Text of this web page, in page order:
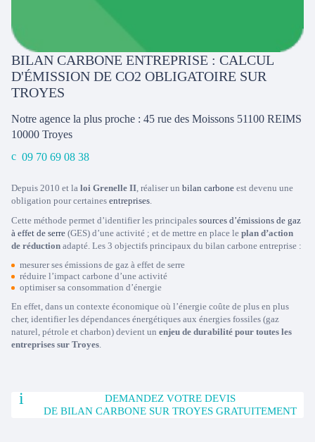
BILAN CARBONE ENTREPRISE : CALCUL
D'ÉMISSION DE CO2 OBLIGATOIRE SUR
TROYES
Notre agence la plus proche : 45 rue des Moissons 51100 REIMS
10000 Troyes
09 70 69 08 38
Depuis 2010 et la loi Grenelle II, réaliser un bilan carbone est devenu une
obligation pour certaines entreprises.
Cette méthode permet d’identifier les principales sources d’émissions de gaz
à effet de serre (GES) d’une activité ; et de mettre en place le plan d’action
de réduction adapté. Les 3 objectifs principaux du bilan carbone entreprise :
mesurer ses émissions de gaz à effet de serre
réduire l’impact carbone d’une activité
optimiser sa consommation d’énergie
En effet, dans un contexte économique où l’énergie coûte de plus en plus
cher, identifier les dépendances énergétiques aux énergies fossiles (gaz
naturel, pétrole et charbon) devient un enjeu de durabilité pour toutes les
entreprises sur Troyes.
DEMANDEZ VOTRE DEVIS
DE BILAN CARBONE SUR TROYES GRATUITEMENT